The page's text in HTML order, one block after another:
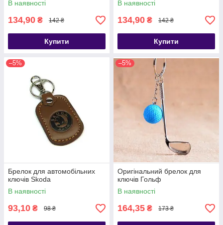
В наявності
134,90 ₴ 142 ₴
Купити
В наявності
134,90 ₴ 142 ₴
Купити
–5%
Брелок для автомобільних
ключів Skoda
В наявності
93,10 ₴ 98 ₴
–5%
Оригінальний брелок для
ключів Гольф
В наявності
164,35 ₴ 173 ₴